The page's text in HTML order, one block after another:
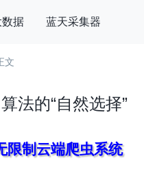
数据 蓝天采集器
文
法的“自然选择”
限制云端爬虫系统